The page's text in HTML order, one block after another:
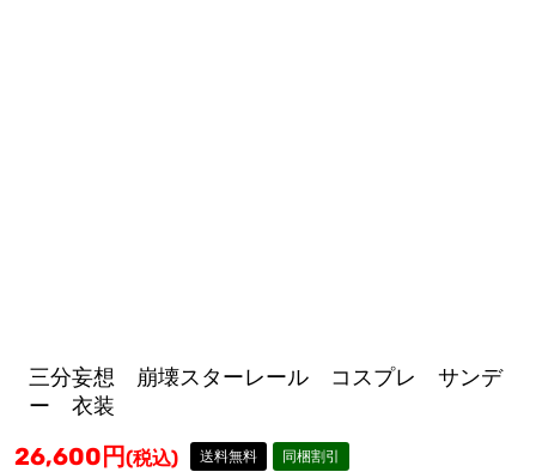
三分妄想 崩壊スターレール コスプレ サンデ
ー 衣装
26,600 円(税込) 送料無料 同梱割引